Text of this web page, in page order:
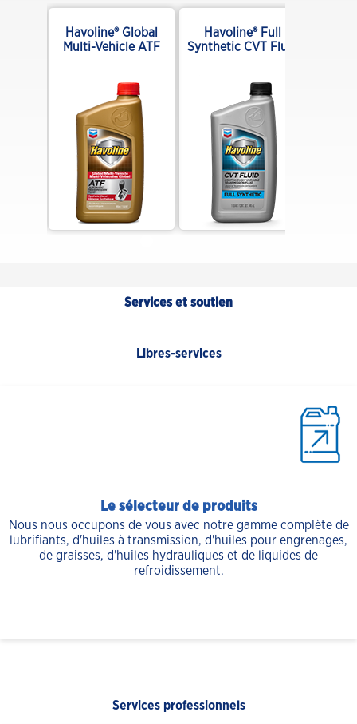
Havoline® Global
Multi-Vehicle ATF
Havoline® Full
Synthetic CVT Fluid
Services et soutien
Libres-services
Le sélecteur de produits
Nous nous occupons de vous avec notre gamme complète de
lubrifiants, d'huiles à transmission, d'huiles pour engrenages,
de graisses, d'huiles hydrauliques et de liquides de
refroidissement.
Services professionnels